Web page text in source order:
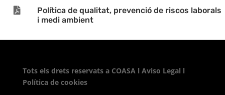

Política de qualitat, prevenció de riscos laborals
i medi ambient
Tots els drets reservats a COASA l Aviso Legal l
Política de cookies